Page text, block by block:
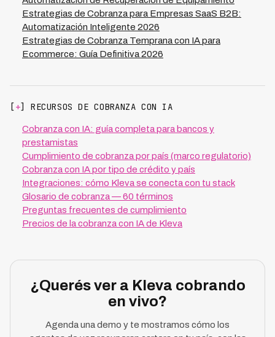
Estrategias de Cobranza para Empresas SaaS B2B:
Automatización Inteligente 2026
Estrategias de Cobranza Temprana con IA para
Ecommerce: Guía Definitiva 2026
[+] RECURSOS DE COBRANZA CON IA
Cobranza con IA: guía completa para bancos y
prestamistas
Cumplimiento de cobranza por país (marco regulatorio)
Cobranza con IA por tipo de crédito y país
Integraciones: cómo Kleva se conecta con tu stack
Glosario de cobranza — 60 términos
Preguntas frecuentes de cumplimiento
Precios de la cobranza con IA de Kleva
¿Querés ver a Kleva cobrando
en vivo?
Agenda una demo y te mostramos cómo los